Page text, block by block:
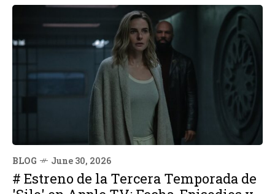
BLOG June 30, 2026
# Estreno de la Tercera Temporada de